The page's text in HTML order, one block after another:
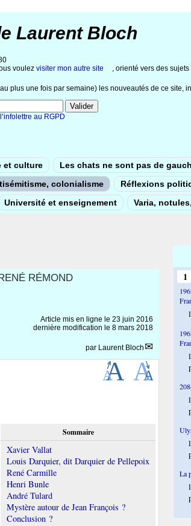
Laurent Bloch
voulez visiter mon autre site , orienté vers des
plus une fois par semaine) les nouveautés de ce site,
au RGPD
et culture Les chats ne sont pas de
colonialisme
Réflexions
Université et enseignement Varia,
RÉMOND
Article mis en ligne le 23 juin 2016
dernière modification le 8 mars 2018
par Laurent Bloch
Sommaire
Xavier Vallat
Louis Darquier, dit Darquier de Pellepoix
René Carmille
Henri Bunle
André Tulard
Mystère autour de Jean François ?
Conclusion ?
1
La